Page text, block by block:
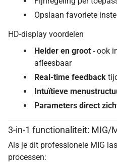
Opslaan favoriete
HD-display voordelen
Helder en groot - ook
afleesbaar
Real-time feedback
Intuïtieve
Parameters direct
3-in-1 functionaliteit: MIG/
Als je dit professionele MIG
processen: